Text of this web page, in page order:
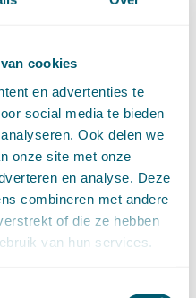
cookies
en advertenties te
social media te bieden
Ook delen we
onze site met onze
en analyse. Deze
combineren met andere
of die ze hebben
van hun services.